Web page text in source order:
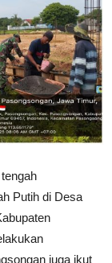
Putih di Desa
juga ikut